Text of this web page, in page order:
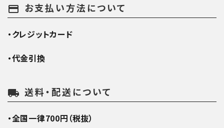
payment お支払い方法について
・クレジットカード
・代金引換
local_shipping 送料・配送について
・全国一律700円（税抜）